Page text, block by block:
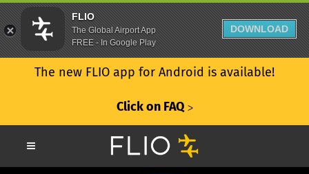
The new FLIO app for Android is available!
Click on FAQ ᐳ
FLIO
The Global Airport App
FREE - In Google Play
DOWNLOAD